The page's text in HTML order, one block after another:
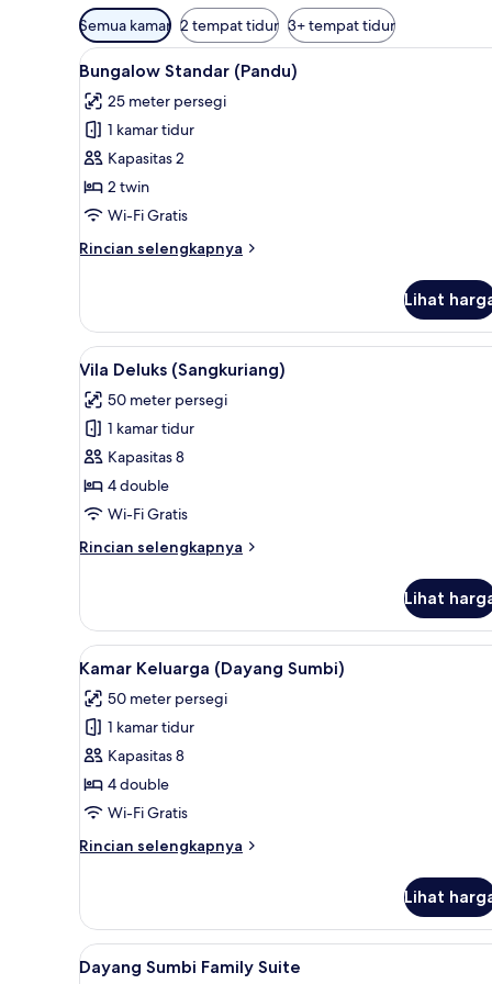
Filter
tersedia
untuk
kamar
Semua kamar 2 tempat tidur 3+ tempat tidur
Lihat
semua
foto
untuk
Bungalow
Standar
(Pandu)
Bungalow Standar (Pandu) |
4
Bungalow Standar (Pandu)
25 meter persegi
1 kamar tidur
Kapasitas 2
2 twin
Wi-Fi Gratis
Rincian selengkapnya
Rincian
Bungalow
Standar
(Pandu)
Lihat
Lihat
semua
foto
untuk
Vila
Deluks
(Sangkuriang)
Vila Deluks (Sangkuriang) |
4
Vila Deluks (Sangkuriang)
50 meter persegi
1 kamar tidur
Kapasitas 8
4 double
Wi-Fi Gratis
Rincian selengkapnya
Rincian
Vila
Deluks
(Sangkuriang)
Lihat
Lihat
semua
foto
untuk
Kamar
Keluarga
(Dayang
Kamar Keluarga (Dayang
4
Kamar Keluarga (Dayang Sumbi)
50 meter persegi
1 kamar tidur
Kapasitas 8
4 double
Wi-Fi Gratis
Rincian selengkapnya
Rincian
Kamar
Keluarga
(Dayang
Lihat
Lihat
4
Dayang Sumbi Family Suite